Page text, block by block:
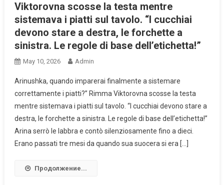
Viktorovna scosse la testa mentre
sistemava i piatti sul tavolo. “I cucchiai
devono stare a destra, le forchette a
sinistra. Le regole di base dell’etichetta!”
May 10, 2026 Admin
Arinushka, quando imparerai finalmente a sistemare
correttamente i piatti?” Rimma Viktorovna scosse la testa
mentre sistemava i piatti sul tavolo. “I cucchiai devono stare a
destra, le forchette a sinistra. Le regole di base dell’etichetta!”
Arina serrò le labbra e contò silenziosamente fino a dieci.
Erano passati tre mesi da quando sua suocera si era […]
Продолжение...